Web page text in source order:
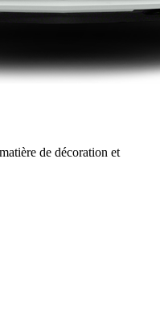
de décoration et